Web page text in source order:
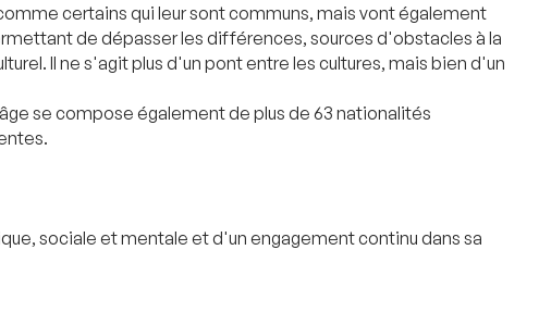
certains qui leur sont communs, mais vont également
de dépasser les différences, sources d'obstacles à la
Il ne s'agit plus d'un pont entre les cultures, mais bien d'un
se compose également de plus de 63 nationalités
sociale et mentale et d'un engagement continu dans sa